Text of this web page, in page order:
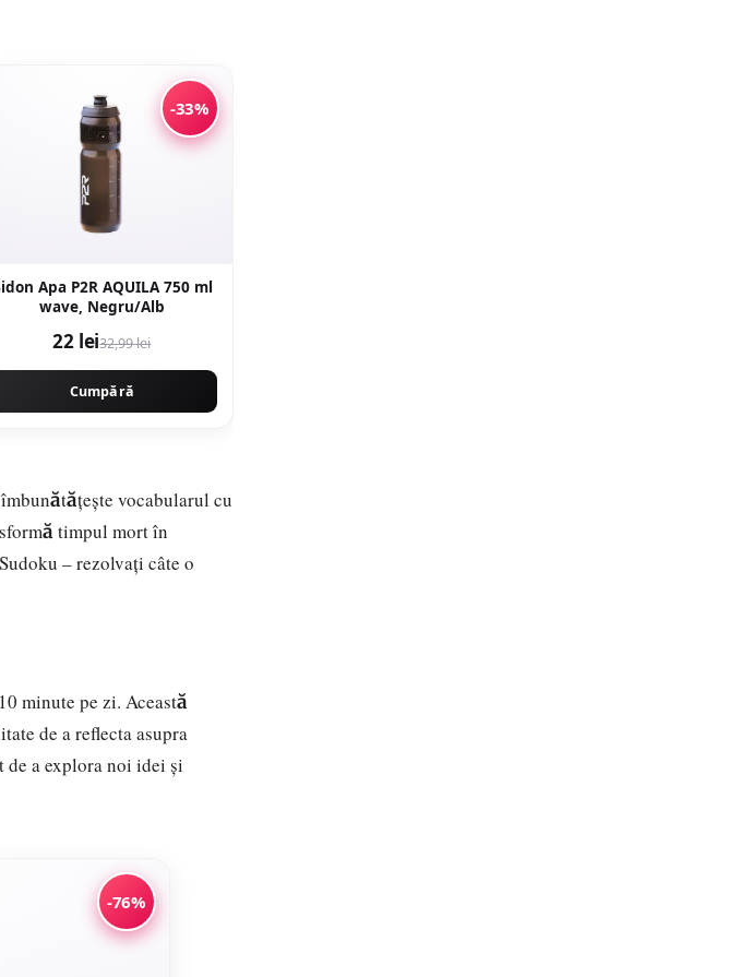
-33%
Apa P2R AQUILA 750 ml
wave, Negru/Alb
22 lei32,99 lei
Cumpără
vocabularul cu
timpul mort în
– rezolvați câte o
minute pe zi. Această
de a reflecta asupra
a explora noi idei și
-76%